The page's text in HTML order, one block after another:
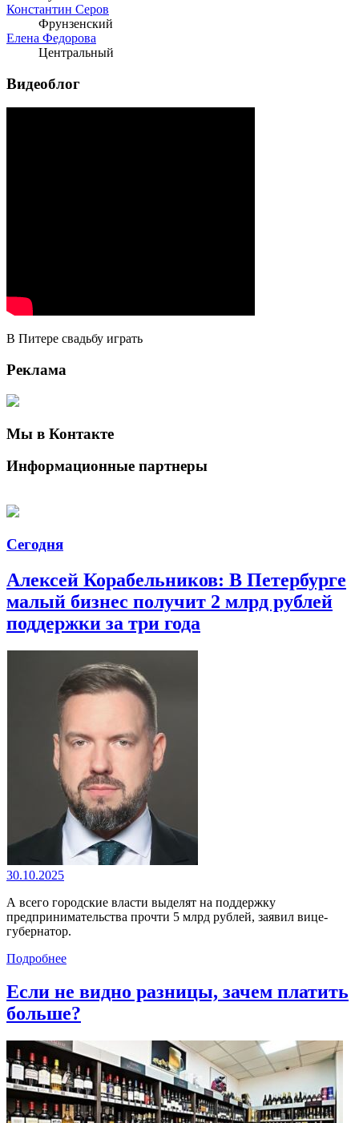
Константин Серов
Фрунзенский
Елена Федорова
Центральный
Видеоблог
В Питере свадьбу играть
Реклама
Мы в Контакте
Информационные партнеры
Сегодня
Алексей Корабельников: В Петербурге
малый бизнес получит 2 млрд рублей
поддержки за три года
30.10.2025
А всего городские власти выделят на поддержку
предпринимательства прочти 5 млрд рублей, заявил вице-
губернатор.
Подробнее
Если не видно разницы, зачем платить
больше?